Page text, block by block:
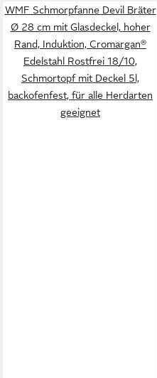
WMF Schmorpfanne Devil Bräter
Ø 28 cm mit Glasdeckel, hoher
Rand, Induktion, Cromargan®
Edelstahl Rostfrei 18/10,
Schmortopf mit Deckel 5l,
backofenfest, für alle Herdarten
geeignet